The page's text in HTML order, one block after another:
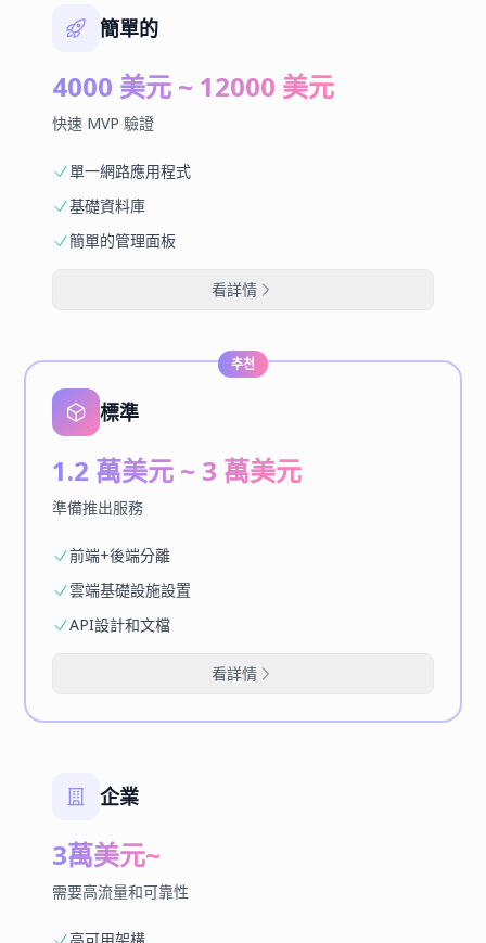
簡單的
4000 美元 ~ 12000 美元
快速 MVP 驗證
單一網路應用程式
基礎資料庫
簡單的管理面板
看詳情
추천
標準
1.2 萬美元 ~ 3 萬美元
準備推出服務
前端+後端分離
雲端基礎設施設置
API設計和文檔
看詳情
企業
3萬美元~
需要高流量和可靠性